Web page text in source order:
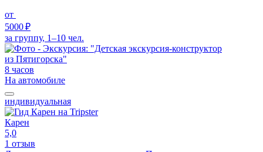
от
5000 ₽
за группу, 1–10 чел.
8 часов
На автомобиле
индивидуальная
Карен
5,0
1 отзыв